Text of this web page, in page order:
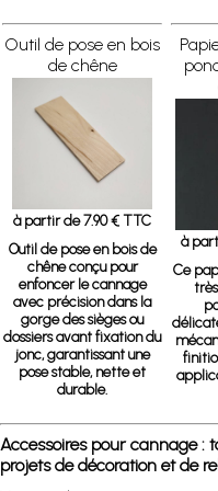
Outil de pose en bois
de chêne
à partir de 7.90 € TTC
Outil de pose en bois de
chêneconçu pour
enfoncer le cannage
avec précision dans la
gorge des sièges ou
dossiers avant fixation du
jonc, garantissant une
pose stable, nette et
durable.
à
Ce
Accessoires pour cannage :
projets de décoration et de